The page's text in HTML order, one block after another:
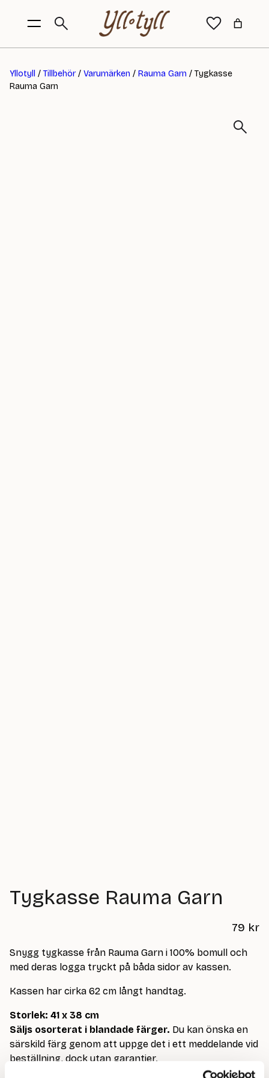
Yllotyll / Tillbehör/ Varumärken / Rauma Garn / Tygkasse
Rauma Garn
Tygkasse Rauma Garn
79 kr
Snygg tygkasse från Rauma Garn i 100% bomull och
med deras logga tryckt på båda sidor av kassen.
Kassen har cirka 62 cm långt handtag.
Storlek: 41 x 38 cm
Säljs osorterat i blandade färger. Du kan önska en
särskild färg genom att uppge det i ett meddelande vid
beställning, dock utan garantier.